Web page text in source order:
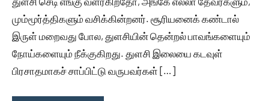
மும்மூர்த்திகளும் வசிக்கின்றனர். சூரியனைக் கண்டால்
இருள் மறைவது போல, துளசியின் தென்றல் பாவங்களையும்
நோய்களையும் நீக்குகிறது. துளசி இலையை கடவுள்
பிரசாதமாகச் சாப்பிட்டு வருபவர்கள் […]